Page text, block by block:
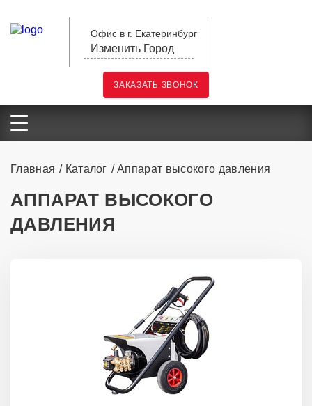
Офис в г. Екатеринбург
Изменить Город
ЗАКАЗАТЬ ЗВОНОК
Главная Каталог Аппарат высокого давления
АППАРАТ ВЫСОКОГО
ДАВЛЕНИЯ